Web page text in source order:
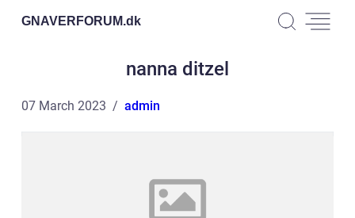
GNAVERFORUM.dk
nanna ditzel
07 March 2023 admin